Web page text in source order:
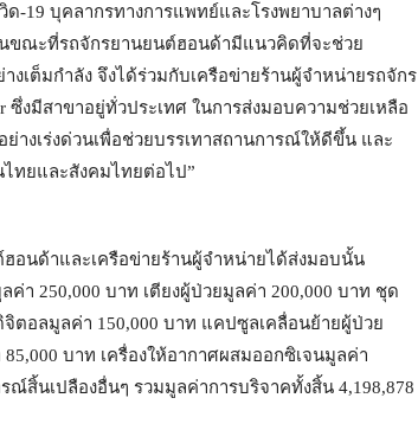
-19 บุคลากรทางการแพทย์และโรงพยาบาลต่างๆ
นขณะที่รถจักรยานยนต์ฮอนด้ามีแนวคิดที่จะช่วย
เต็มกำลัง จึงได้ร่วมกับเครือข่ายร้านผู้จำหน่ายรถจักร
ซึ่งมีสาขาอยู่ทั่วประเทศ ในการส่งมอบความช่วยเหลือ
งเร่งด่วนเพื่อช่วยบรรเทาสถานการณ์ให้ดีขึ้น และ
ไทยและสังคมไทยต่อไป”
อนด้าและเครือข่ายร้านผู้จำหน่ายได้ส่งมอบนั้น
า 250,000 บาท เตียงผู้ป่วยมูลค่า 200,000 บาท ชุด
ตอลมูลค่า 150,000 บาท แคปซูลเคลื่อนย้ายผู้ป่วย
บาท เครื่องให้อากาศผสมออกซิเจนมูลค่า
สิ้นเปลืองอื่นๆ รวมมูลค่าการบริจาคทั้งสิ้น 4,198,878